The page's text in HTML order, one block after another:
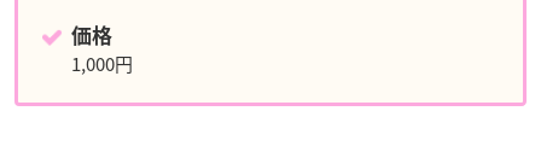
価格
1,000円